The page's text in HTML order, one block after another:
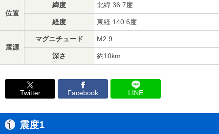
位置
緯度 北緯 36.7度
経度 東経 140.6度
震源
マグニチュード M2.9
深さ 約10km
Twitter Facebook LINE
震度1